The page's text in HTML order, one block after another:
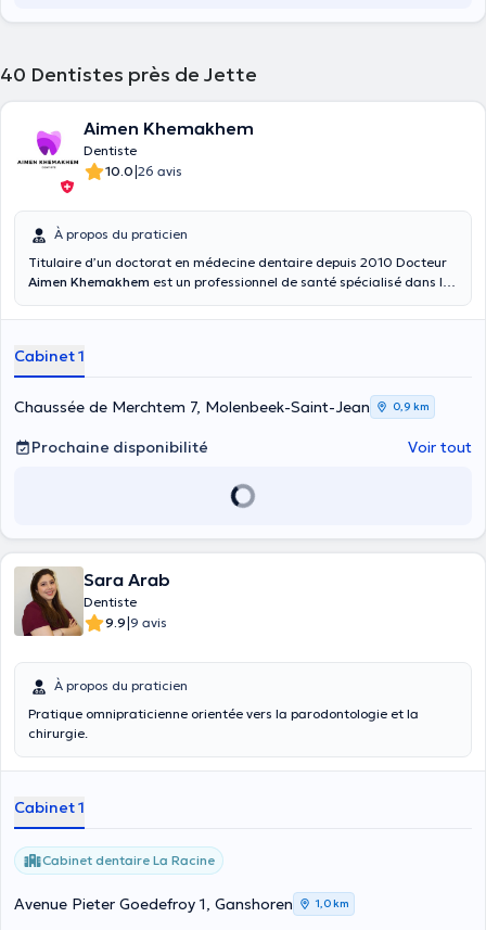
40 Dentistes près de Jette
Aimen Khemakhem
Dentiste
10.0|26 avis
À propos du praticien
Titulaire d’un doctorat en médecine dentaire depuis 2010 Docteur
Aimen Khemakhem est un professionnel de santé spécialisé dans les
Khemakhem peut prendre en charge plusieurs types de
traitement de caries, le blanchiment dentaire, la pose de couronnes,
le détartrage, la dévitalisation de dent, etc. Durant son parcours
professionnel, le dentiste a eu à exercer dans plusieurs structures .
Vous pouvez retrouver le dentiste Aimen Khemakhem dans la
Clinique Dentaire De Molenbeek Saint Jean. Il vous y réserve un
accueil chaleureux et un soin des plus efficaces et qualitatifs qui
Cabinet 1
Chaussée de Merchtem 7, Molenbeek-Saint-Jean 0,9 km
Prochaine disponibilité Voir tout
Sara Arab
Dentiste
9.9|9 avis
À propos du praticien
Pratique omnipraticienne orientée vers la parodontologie et la
chirurgie.
Cabinet 1
Cabinet dentaire La Racine
Avenue Pieter Goedefroy 1, Ganshoren 1,0 km